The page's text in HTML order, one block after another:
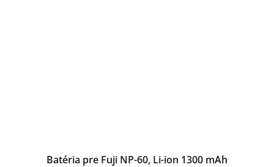
Batéria pre Fuji NP-60, Li-ion 1300 mAh